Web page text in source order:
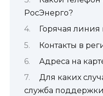
РосЭнерго?
Горячая
Контакты в
Адреса на
Для каких
служба